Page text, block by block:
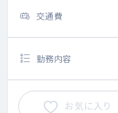
交通費
勤務内容
お気に入り